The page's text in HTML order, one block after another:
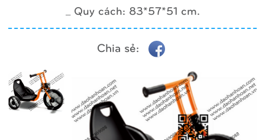
_ Quy cách: 83*57*51 cm.
Chia sẻ: